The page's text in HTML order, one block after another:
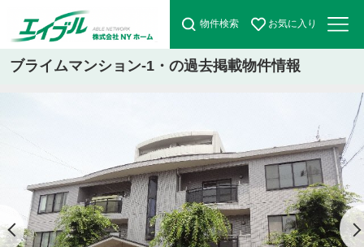
物件検索 お気に入り
ブライムマンション-1・の過去掲載物件情報